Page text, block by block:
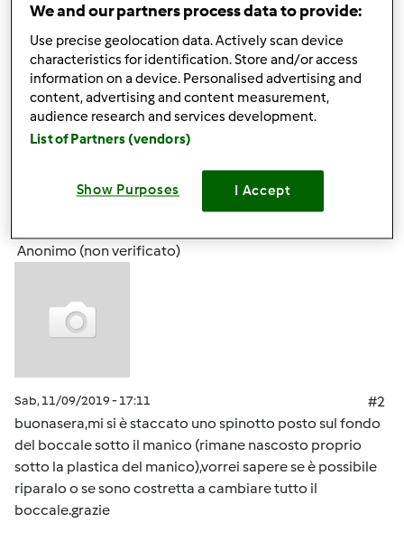
Sab, 11/09/2019 - 18:44
Devi rivolgerti all'assistenza della tua zona
registratiper poter commentare
Anonimo (non verificato)
Sab, 11/09/2019 - 17:11
#2
buonasera,mi si è staccato uno spinotto posto sul fondo
del boccale sotto il manico (rimane nascosto proprio
sotto la plastica del manico),vorrei sapere se è possibile
riparalo o se sono costretta a cambiare tutto il
boccale.grazie
We and our partners process data to provide:
Use precise geolocation data. Actively scan device
characteristics for identification. Store and/or access
information on a device. Personalised advertising and
content, advertising and content measurement,
audience research and services development.
List of Partners (vendors)
Show Purposes I Accept